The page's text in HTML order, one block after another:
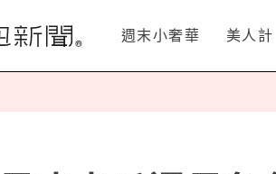
週末小奢華 美人計